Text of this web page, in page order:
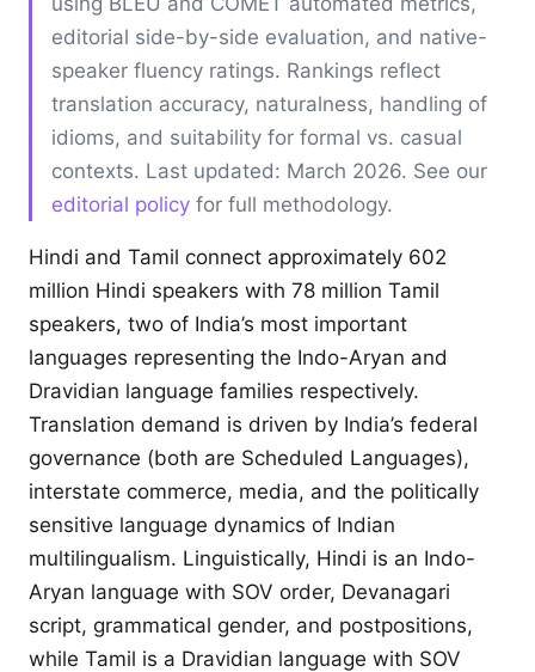
editorial side-by-side evaluation, and native-
speaker fluency ratings. Rankings reflect
translation accuracy, naturalness, handling of
idioms, and suitability for formal vs. casual
contexts. Last updated: March 2026. See our
editorial policy for full methodology.
Hindi and Tamil connect approximately 602
million Hindi speakers with 78 million Tamil
speakers, two of India’s most important
languages representing the Indo-Aryan and
Dravidian language families respectively.
Translation demand is driven by India’s federal
governance (both are Scheduled Languages),
interstate commerce, media, and the politically
sensitive language dynamics of Indian
multilingualism. Linguistically, Hindi is an Indo-
Aryan language with SOV order, Devanagari
script, grammatical gender, and postpositions,
while Tamil is a Dravidian language with SOV